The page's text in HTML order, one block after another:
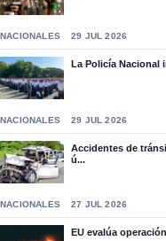
NACIONALES 29 JUL 2026
La Policía Nacional
NACIONALES 29 JUL 2026
Accidentes de
ú...
NACIONALES 27 JUL 2026
EU evalúa